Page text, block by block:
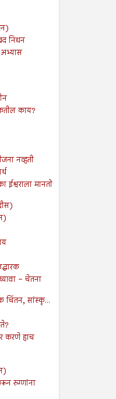
निधन
काय?
नव्हती
ईश्वराला मानतो
– चेतना
चिंतन, सांस्कृ...
करणे हाच
रुग्णांना